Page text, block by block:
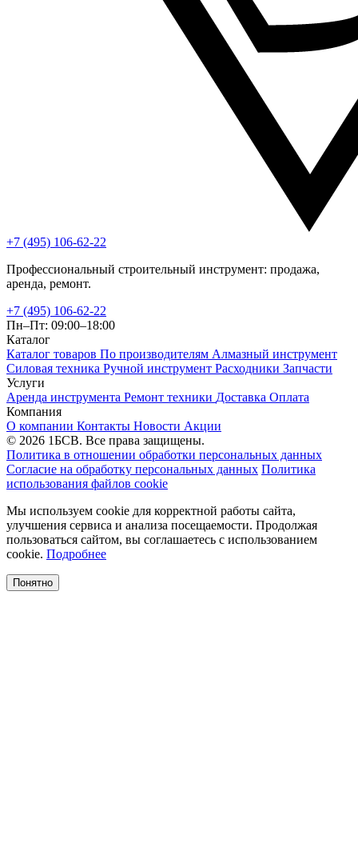
+7 (495) 106-62-22
Профессиональный строительный инструмент: продажа,
аренда, ремонт.
+7 (495) 106-62-22
Пн–Пт: 09:00–18:00
Каталог
Каталог товаров По производителям Алмазный инструмент
Силовая техника Ручной инструмент Расходники Запчасти
Услуги
Аренда инструмента Ремонт техники Доставка Оплата
Компания
О компании Контакты Новости Акции
© 2026 1БСВ. Все права защищены.
Политика в отношении обработки персональных данных
Согласие на обработку персональных данных Политика
использования файлов cookie
Мы используем cookie для корректной работы сайта,
улучшения сервиса и анализа посещаемости. Продолжая
пользоваться сайтом, вы соглашаетесь с использованием
cookie. Подробнее
Понятно